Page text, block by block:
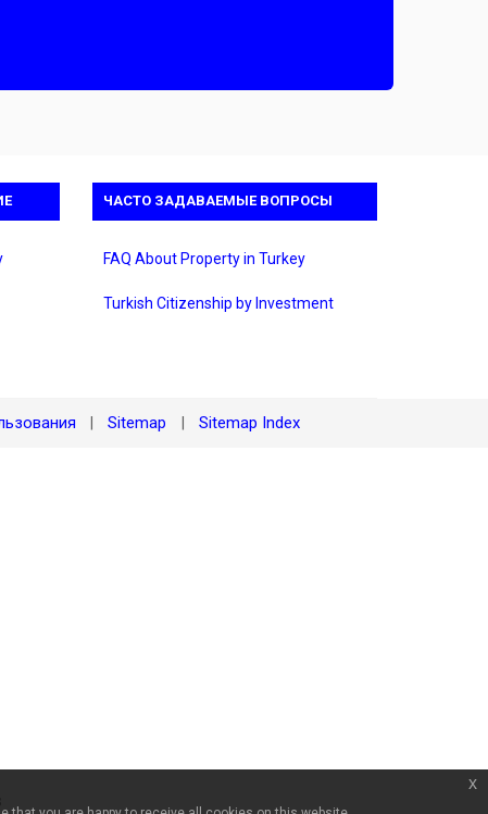
ЧАСТО ЗАДАВАЕМЫЕ ВОПРОСЫ
FAQ About Property in Turkey
Turkish Citizenship by Investment
Sitemap Sitemap Index
x